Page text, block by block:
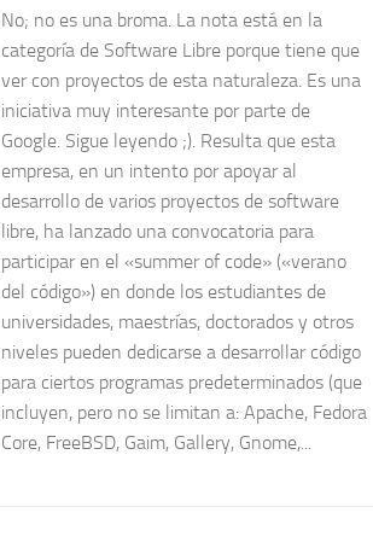
No; no es una broma. La nota está en la
categoría de Software Libre porque tiene que
ver con proyectos de esta naturaleza. Es una
iniciativa muy interesante por parte de
Google. Sigue leyendo ;). Resulta que esta
empresa, en un intento por apoyar al
desarrollo de varios proyectos de software
libre, ha lanzado una convocatoria para
participar en el «summer of code» («verano
del código») en donde los estudiantes de
universidades, maestrías, doctorados y otros
niveles pueden dedicarse a desarrollar código
para ciertos programas predeterminados (que
incluyen, pero no se limitan a: Apache, Fedora
Core, FreeBSD, Gaim, Gallery, Gnome,...